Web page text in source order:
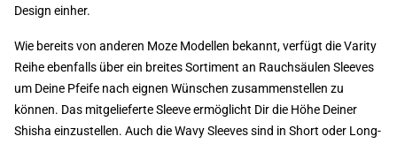
Design einher.
Wie bereits von anderen Moze Modellen bekannt, verfügt die Varity
Reihe ebenfalls über ein breites Sortiment an Rauchsäulen Sleeves
um Deine Pfeife nach eignen Wünschen zusammenstellen zu
können. Das mitgelieferte Sleeve ermöglicht Dir die Höhe Deiner
Shisha einzustellen. Auch die Wavy Sleeves sind in Short oder Long-